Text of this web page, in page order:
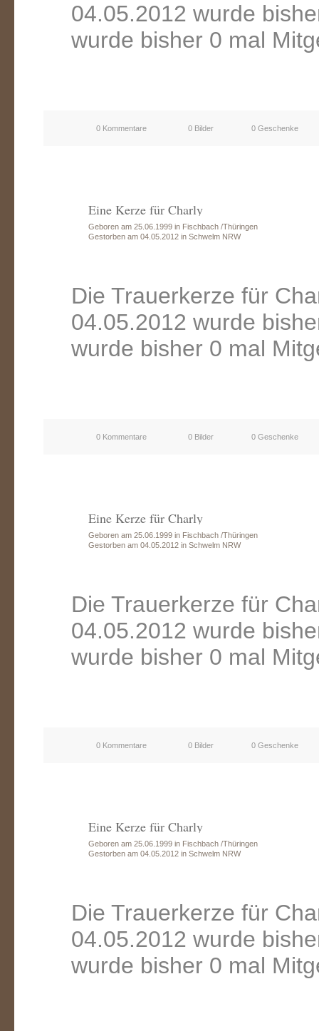
04.05.2012 wurde
wurde bisher 0 mal
0 Kommentare 0 Bilder 0 Geschenke
Eine Kerze für Charly
Geboren am 25.06.1999 in Fischbach /Thüringen
Gestorben am 04.05.2012 in Schwelm NRW
Die Trauerkerze für
04.05.2012 wurde
wurde bisher 0 mal
0 Kommentare 0 Bilder 0 Geschenke
Eine Kerze für Charly
Geboren am 25.06.1999 in Fischbach /Thüringen
Gestorben am 04.05.2012 in Schwelm NRW
Die Trauerkerze für
04.05.2012 wurde
wurde bisher 0 mal
0 Kommentare 0 Bilder 0 Geschenke
Eine Kerze für Charly
Geboren am 25.06.1999 in Fischbach /Thüringen
Gestorben am 04.05.2012 in Schwelm NRW
Die Trauerkerze für
04.05.2012 wurde
wurde bisher 0 mal